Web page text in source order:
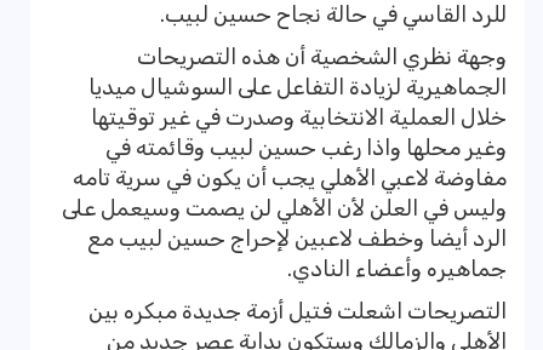
للرد القاسي في حالة نجاح حسين لبيب.
وجهة نظري الشخصية أن هذه التصريحات
الجماهيرية لزيادة التفاعل على السوشيال ميديا
خلال العملية الانتخابية وصدرت في غير توقيتها
وغير محلها واذا رغب حسين لبيب وقائمته في
مفاوضة لاعبي الأهلي يجب أن يكون في سرية تامه
وليس في العلن لأن الأهلي لن يصمت وسيعمل على
الرد أيضا وخطف لاعبين لإحراج حسين لبيب مع
جماهيره وأعضاء النادي.
التصريحات اشعلت فتيل أزمة جديدة مبكره بين
الأهلي والزمالك وستكون بداية عصر جديد من